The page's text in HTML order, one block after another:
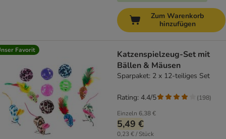
Zum Warenkorb
hinzufügen
Favorit
Katzenspielzeug-Set mit
Bällen & Mäusen
Sparpaket: 2 x 12-teiliges Set
Einzeln 6,38 €
5,49 €
0,23 € / Stück
Rating: 4.4/5 (198)